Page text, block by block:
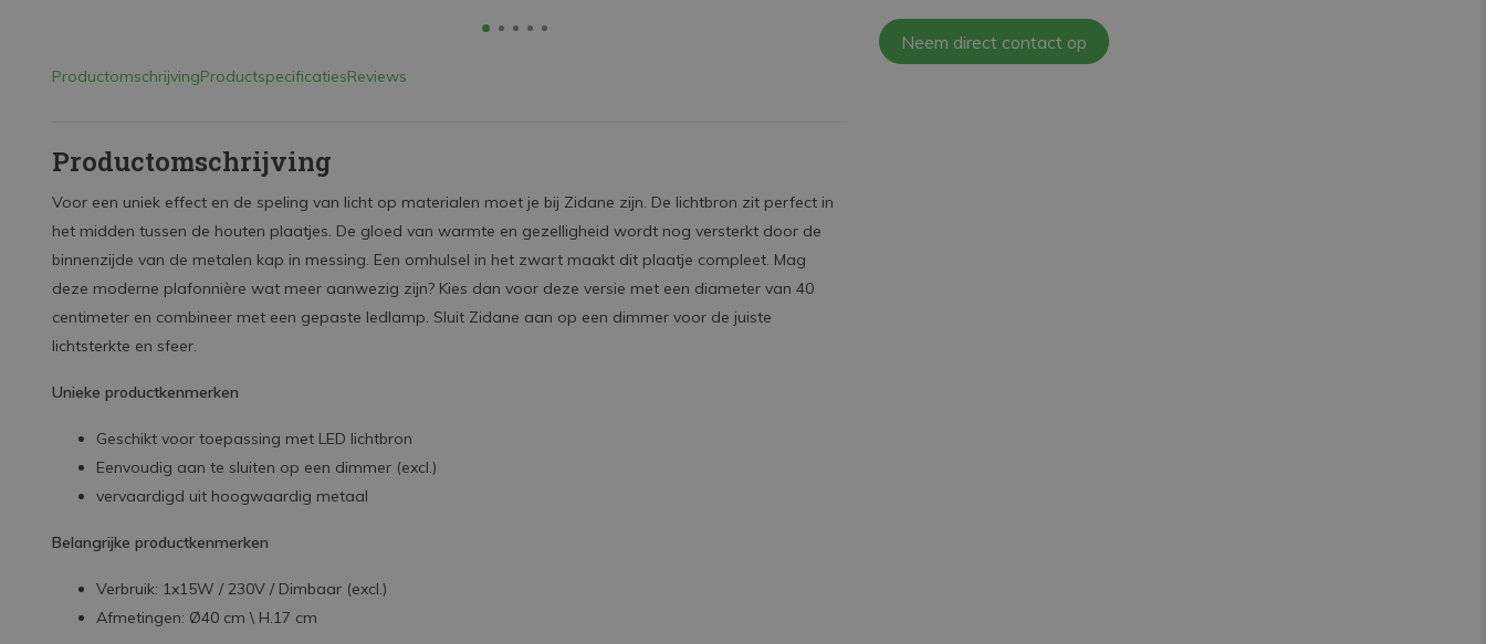
ProductomschrijvingProductspecificatiesReviews
Productomschrijving
Voor een uniek effect en de speling van licht op materialen moet je bij Zidane zijn. De lichtbron zit perfect in
het midden tussen de houten plaatjes. De gloed van warmte en gezelligheid wordt nog versterkt door de
binnenzijde van de metalen kap in messing. Een omhulsel in het zwart maakt dit plaatje compleet. Mag
deze moderne plafonnière wat meer aanwezig zijn? Kies dan voor deze versie met een diameter van 40
centimeter en combineer met een gepaste ledlamp. Sluit Zidane aan op een dimmer voor de juiste
lichtsterkte en sfeer.
Unieke productkenmerken
Geschikt voor toepassing met LED lichtbron
Eenvoudig aan te sluiten op een dimmer (excl.)
vervaardigd uit hoogwaardig metaal
Belangrijke productkenmerken
Verbruik: 1x15W / 230V / Dimbaar (excl.)
Afmetingen: Ø40 cm \ H.17 cm
Neem direct contact op